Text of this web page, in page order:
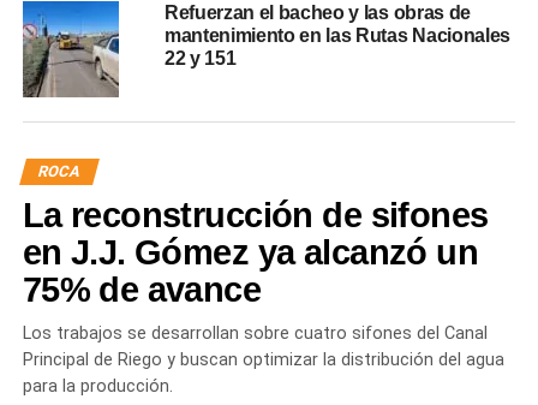
Refuerzan el bacheo y las obras de
mantenimiento en las Rutas Nacionales
22 y 151
ROCA
La reconstrucción de sifones
en J.J. Gómez ya alcanzó un
75% de avance
Los trabajos se desarrollan sobre cuatro sifones del Canal
Principal de Riego y buscan optimizar la distribución del agua
para la producción.